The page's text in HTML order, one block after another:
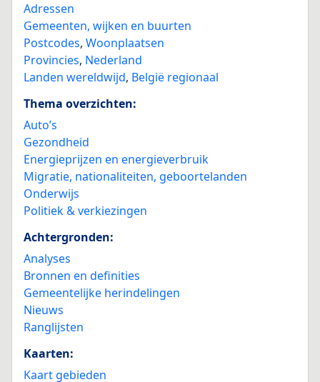
Adressen
Gemeenten, wijken en buurten
Postcodes, Woonplaatsen
Provincies, Nederland
Landen wereldwijd, België regionaal
Thema overzichten:
Auto’s
Gezondheid
Energieprijzen en energieverbruik
Migratie, nationaliteiten, geboortelanden
Onderwijs
Politiek & verkiezingen
Achtergronden:
Analyses
Bronnen en definities
Gemeentelijke herindelingen
Nieuws
Ranglijsten
Kaarten:
Kaart gebieden